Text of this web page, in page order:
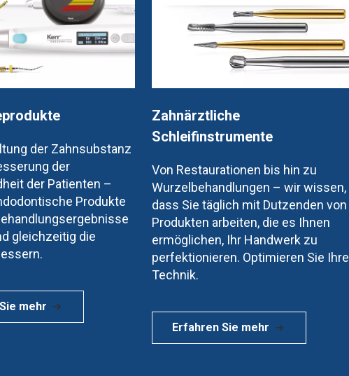
der Zahnsubstanz
der
der Patienten –
Produkte
gleichzeitig die
mehr
Zahnärztliche
Schleifinstrumente
Von Restaurationen bis hin zu
Wurzelbehandlungen – wir wissen,
dass Sie täglich mit Dutzenden von
Produkten arbeiten, die es Ihnen
ermöglichen, Ihr Handwerk zu
perfektionieren. Optimieren Sie Ihre
Technik.
Erfahren Sie mehr